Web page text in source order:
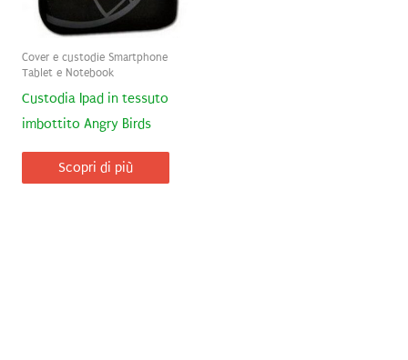
Cover e custodie Smartphone
Tablet e Notebook
Custodia Ipad in tessuto
imbottito Angry Birds
Scopri di più